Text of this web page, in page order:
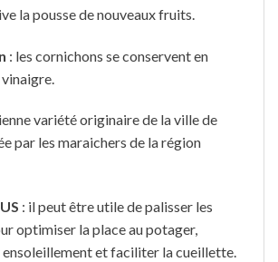
la pousse de nouveaux fruits.
: les cornichons se conservent en
variété originaire de la ville de
par les maraichers de la région
: il peut être utile de palisser les
optimiser la place au potager,
et faciliter la cueillette.